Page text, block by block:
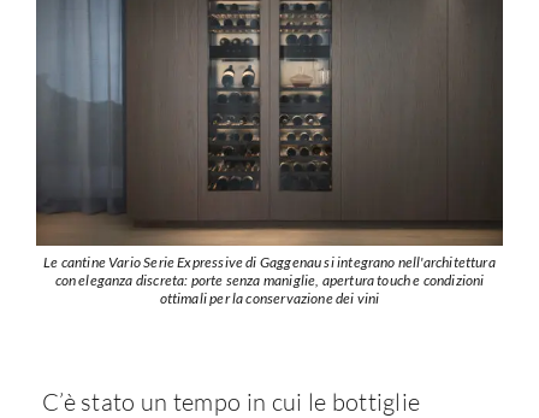
Le cantine Vario Serie Expressive di Gaggenau si integrano nell'architettura
con eleganza discreta: porte senza maniglie, apertura touch e condizioni
ottimali per la conservazione dei vini
C’è stato un tempo in cui le bottiglie